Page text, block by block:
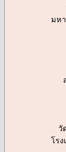
มห
วั
โรง